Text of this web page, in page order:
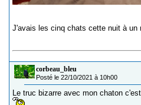
J'avais les cinq chats cette nuit à un
corbeau_bleu
Posté le 22/10/2021 à 10h00
Le truc bizarre avec mon chaton